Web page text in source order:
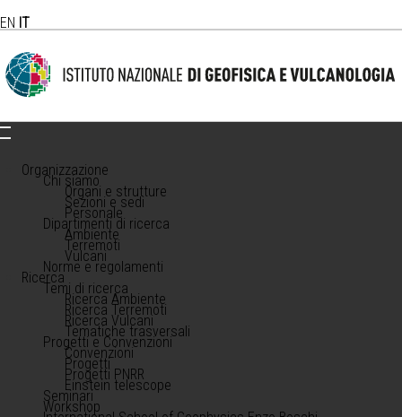
EN IT
Organizzazione
Chi siamo
Organi e strutture
Sezioni e sedi
Personale
Dipartimenti di ricerca
Ambiente
Terremoti
Vulcani
Norme e regolamenti
Ricerca
Temi di ricerca
Ricerca Ambiente
Ricerca Terremoti
Ricerca Vulcani
Tematiche trasversali
Progetti e Convenzioni
Convenzioni
Progetti
Progetti PNRR
Einstein telescope
Seminari
Workshop